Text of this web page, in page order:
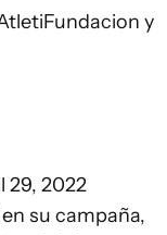
y
29, 2022
su campaña,